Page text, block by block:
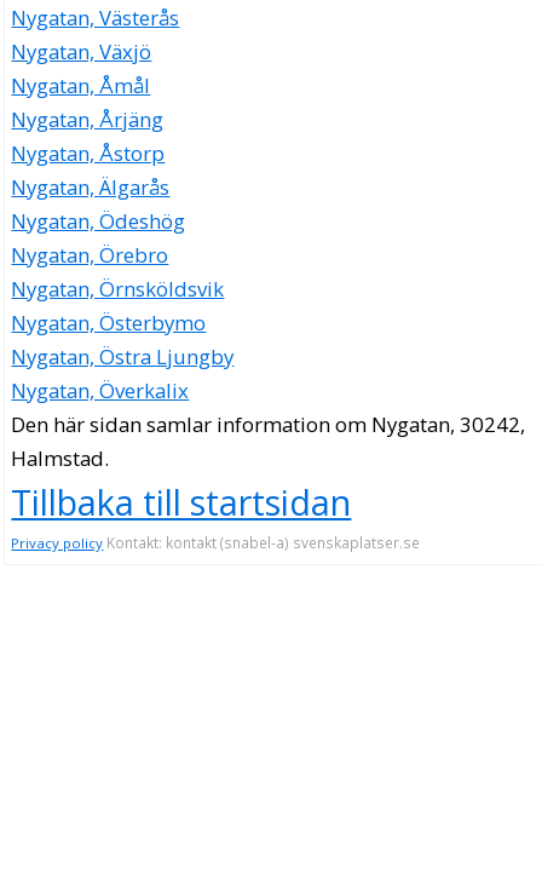
Nygatan, Västerås
Nygatan, Växjö
Nygatan, Åmål
Nygatan, Årjäng
Nygatan, Åstorp
Nygatan, Älgarås
Nygatan, Ödeshög
Nygatan, Örebro
Nygatan, Örnsköldsvik
Nygatan, Österbymo
Nygatan, Östra Ljungby
Nygatan, Överkalix
Den här sidan samlar information om Nygatan, 30242,
Halmstad.
Tillbaka till startsidan
Privacy policy Kontakt: kontakt (snabel-a) svenskaplatser.se